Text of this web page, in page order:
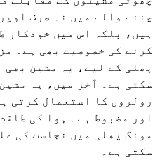
چننے والے میں نہ صرف
ہیں، بلکہ اس میں خودکار
کرنے کی خصوصیت بھی ہے۔
پھلی کے لیے، یہ مشین
سکتی ہے۔ آخر میں، یہ
رولروں کا استعمال کرتی
اور مضبوط ہے۔ ہوا کی
مونگ پھلی میں نجاست کی
سکتی ہے۔